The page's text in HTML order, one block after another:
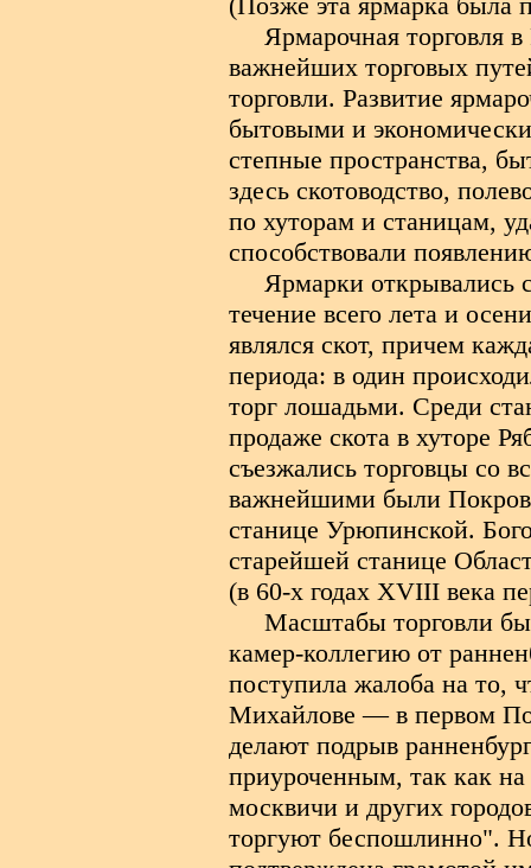
Ярмарочная торговля
важнейших торговых
торговли. Развитие
бытовыми и
степные пространства,
здесь скотоводство,
по хуторам и станицам,
способствовали
Ярмарки открывались
течение всего лета и
являлся скот, причем
периода: в один
торг лошадьми. Среди
продаже скота в хуторе
съезжались торговцы со
важнейшими были
станице Урюпинской.
старейшей станице
(в 60-х годах XVIII века
Масштабы торговли
камер-коллегию от
поступила жалоба на то,
Михайлове — в первом
делают подрыв
приуроченным, так как
москвичи и других
торгуют беспошлинно".